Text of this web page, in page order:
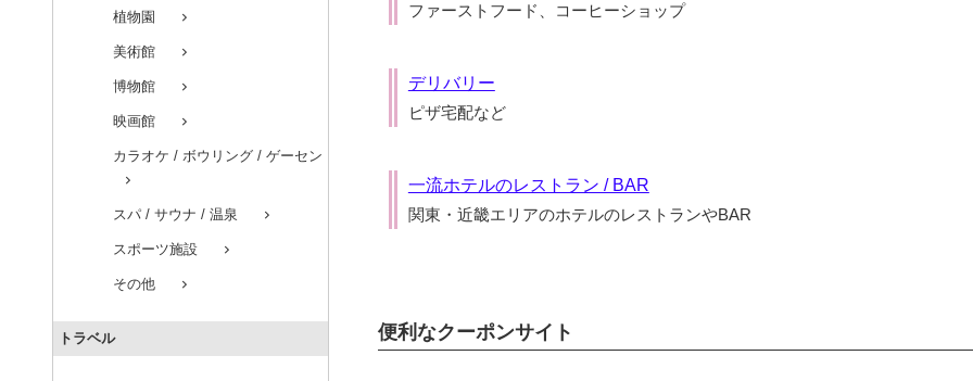
植物園 chevron_right
美術館 chevron_right
博物館 chevron_right
映画館 chevron_right
カラオケ / ボウリング / ゲーセン
chevron_right
スパ / サウナ / 温泉 chevron_right
スポーツ施設 chevron_right
その他 chevron_right
トラベル
ファーストフード、コーヒーショップ
デリバリー
ピザ宅配など
一流ホテルのレストラン / BAR
関東・近畿エリアのホテルのレストランやBAR
便利なクーポンサイト